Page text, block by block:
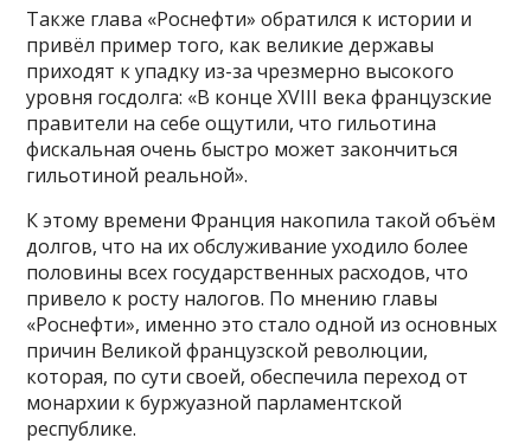
Также глава «Роснефти» обратился к истории и
привёл пример того, как великие державы
приходят к упадку из-за чрезмерно высокого
уровня госдолга: «В конце XVIII века французские
правители на себе ощутили, что гильотина
фискальная очень быстро может закончиться
гильотиной реальной».
К этому времени Франция накопила такой объём
долгов, что на их обслуживание уходило более
половины всех государственных расходов, что
привело к росту налогов. По мнению главы
«Роснефти», именно это стало одной из основных
причин Великой французской революции,
которая, по сути своей, обеспечила переход от
монархии к буржуазной парламентской
республике.